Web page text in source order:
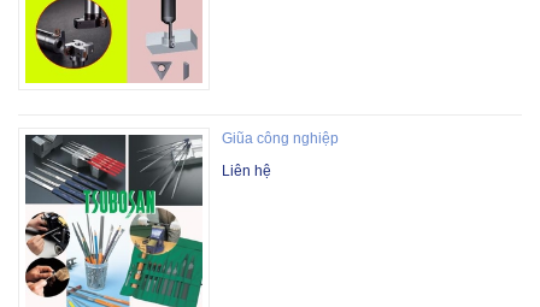
Giũa công nghiệp
Liên hệ